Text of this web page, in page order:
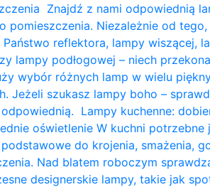
Znajdź z nami odpowiednią
pomieszczenia. Niezależnie od
Państwo reflektora, lampy wiszącej,
lampy podłogowej – niech
wybór różnych lamp w wielu
Jeżeli szukasz lampy boho –
Lampy kuchenne:
oświetlenie W kuchni potrzebne
podstawowe do krojenia, smażenia,
Nad blatem roboczym
designerskie lampy, takie jak